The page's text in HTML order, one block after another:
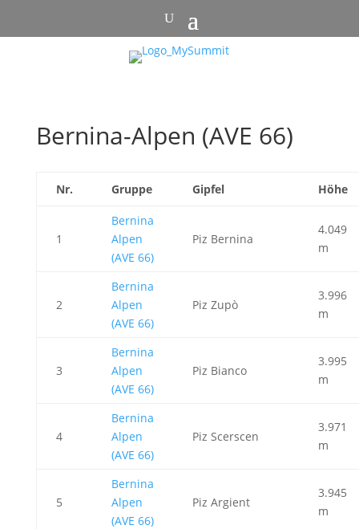
Bernina-Alpen (AVE 66)
Nr. Gruppe Gipfel Höhe
1
Bernina
Alpen
(AVE 66)
Piz Bernina
4.049
m
2
Bernina
Alpen
(AVE 66)
Piz Zupò
3.996
m
3
Bernina
Alpen
(AVE 66)
Piz Bianco
3.995
m
4
Bernina
Alpen
(AVE 66)
Piz Scerscen
3.971
m
5
Bernina
Alpen
(AVE 66)
Piz Argient
3.945
m